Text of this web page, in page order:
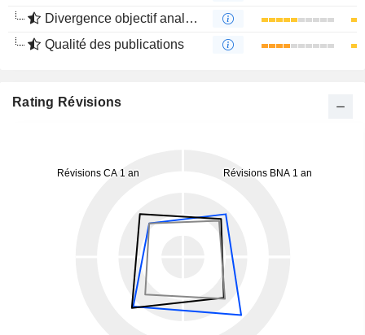
Divergence objectif analystes
Qualité des publications
Rating Révisions